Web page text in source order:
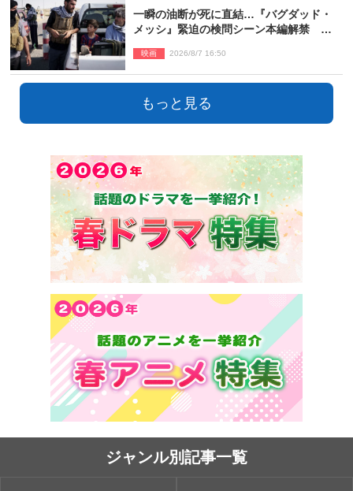
一瞬の油断が死に直結…『バグダッド・
メッシ』緊迫の検問シーン本編解禁 監
映画 2026/8/7 16:50
もっと見る
ジャンル別記事一覧